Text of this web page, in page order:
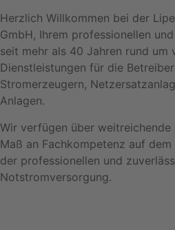
Herzlich Willkommen bei der
GmbH, Ihrem professionellen
seit mehr als 40 Jahren rund um
Dienstleistungen für die
Stromerzeugern,
Anlagen.
Wir verfügen über
Maß an Fachkompetenz auf
der professionellen und
Notstromversorgung.